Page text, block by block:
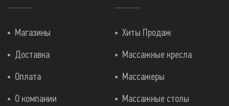
Хиты Продаж
Массажные кресла
Массажеры
Массажные столы
Магазины
Доставка
Оплата
О компании